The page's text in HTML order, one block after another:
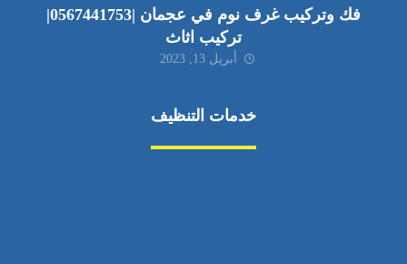
فك وتركيب غرف نوم في عجمان |0567441753|
تركيب اثاث
أبريل 13, 2023
خدمات التنظيف